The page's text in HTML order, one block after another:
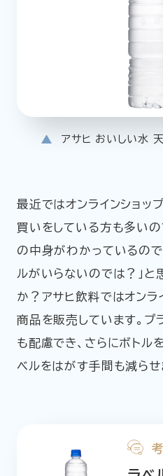
アサヒ おいしい水
最近ではオンラインショッ
買いをしている方も多いの
の中身がわかっているので
ルがいらないのでは？」と
か？アサヒ飲料ではオンラ
商品を販売しています。プ
も配慮でき、さらにボトル
ベルをはがす手間も減らせ